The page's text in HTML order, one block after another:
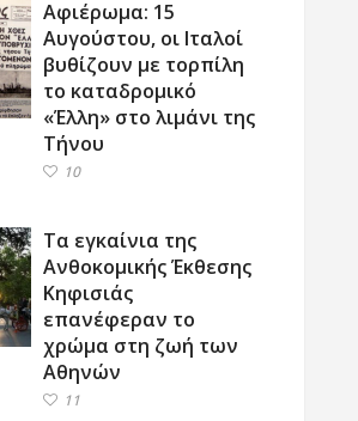
Αφιέρωμα: 15
Αυγούστου, οι Ιταλοί
βυθίζουν με τορπίλη
το καταδρομικό
«Έλλη» στο λιμάνι της
Τήνου
10
Τα εγκαίνια της
Ανθοκομικής Έκθεσης
Κηφισιάς
επανέφεραν το
χρώμα στη ζωή των
Αθηνών
11